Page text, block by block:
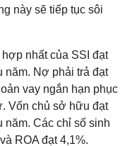
này sẽ tiếp tục sôi
nhất của SSI đạt
năm. Nợ phải trả đạt
vay ngắn hạn phục
Vốn chủ sở hữu đạt
năm. Các chỉ số sinh
ROA đạt 4,1%.